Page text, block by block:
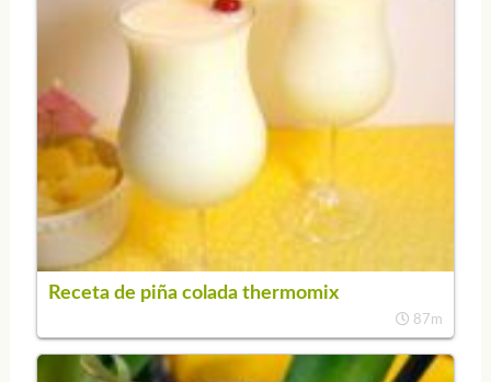
Receta de piña colada thermomix
87m